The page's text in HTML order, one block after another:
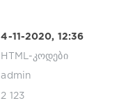
4-11-2020, 12:36
HTML-კოდები
admin
2 123